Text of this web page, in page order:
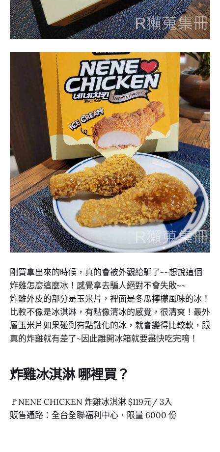
剛買拿出來的時候，真的會被外觀給騙了~~想說這個
炸雞怎麼這麼冰！感覺拿去騙人絕對不會失敗~~
炸雞外皮的部分是玉米片，裡面是冬瓜檸檬風味的冰！
比較不像是冰淇淋，有點像清冰的感覺，很清爽！最外
層玉米片如果碰到有點融化的冰，就會變得比較軟，跟
真的炸雞就有差了~因此離開冰箱就要盡快吃完唷！
炸雞冰淇淋 哪裡買？
🚩NENE CHICKEN 炸雞冰淇淋 $119元/ 3入
販售通路：全台全聯福利中心，限量 6000 份